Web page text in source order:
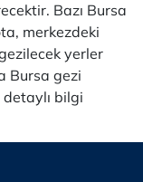
Bazı Bursa
merkezdeki
yerler
Bursa gezi
detaylı bilgi